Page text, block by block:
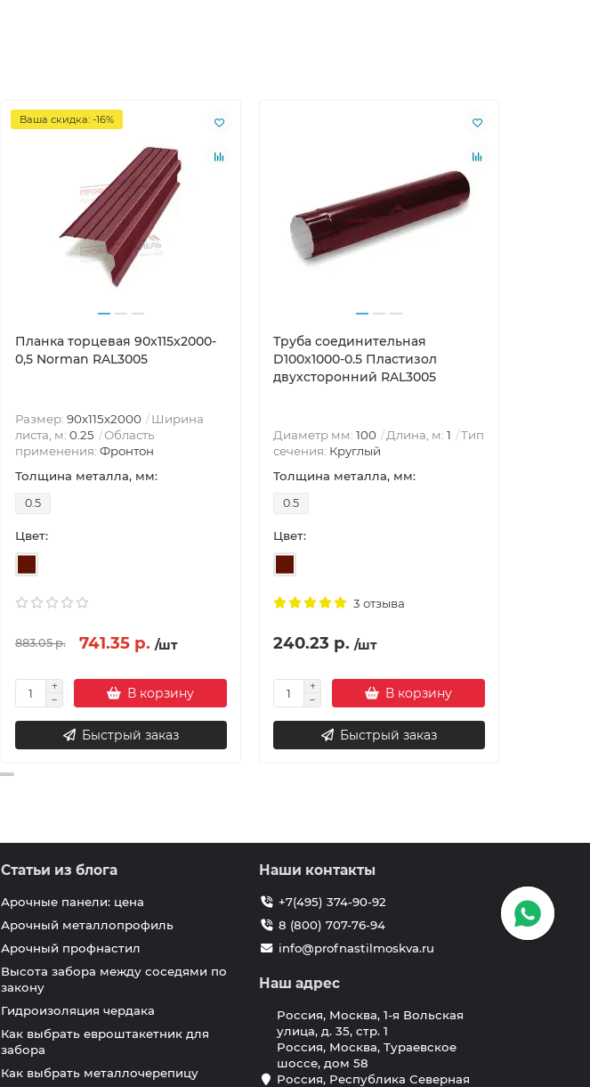
Ваша скидка: -16%
Планка торцевая 90х115х2000-
0,5 Norman RAL3005
Размер: 90х115х2000
Ширина
листа, м: 0.25
Область
применения: Фронтон
Толщина металла, мм:
0.5
Цвет:
883.05 р. 741.35 р. /шт
В корзину
Быстрый заказ
Труба соединительная
D100х1000-0.5 Пластизол
двухсторонний RAL3005
Диаметр мм: 100 Длина, м: 1
Тип
сечения: Круглый
Толщина металла, мм:
0.5
Цвет:
3 отзыва
240.23 р. /шт
В корзину
Быстрый заказ
Статьи из блога
Арочные панели: цена
Арочный металлопрофиль
Арочный профнастил
Высота забора между соседями по
закону
Гидроизоляция чердака
Как выбрать евроштакетник для
забора
Как выбрать металлочерепицу
Наши контакты
+7(495) 374-90-92
8 (800) 707-76-94
info@profnastilmoskva.ru
Наш адрес
Россия, Москва, 1-я Вольская
улица, д. 35, стр. 1
Россия, Москва, Тураевское
шоссе, дом 58
Россия, Республика Северная